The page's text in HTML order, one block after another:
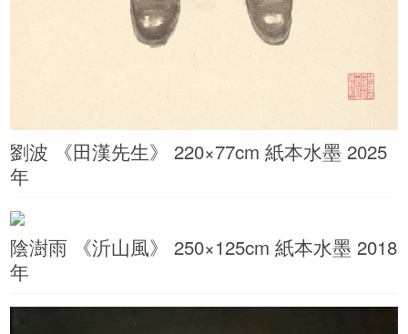
劉波 《田漢先生》 220×77cm 紙本水墨 2025
年
陰澍雨 《沂山風》 250×125cm 紙本水墨 2018
年